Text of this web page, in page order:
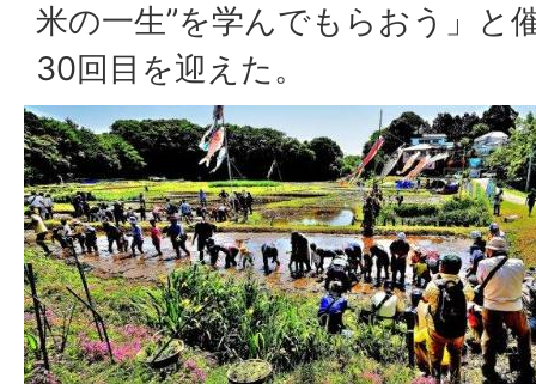
米の一生”を学んでもらおう」と
30回目を迎えた。